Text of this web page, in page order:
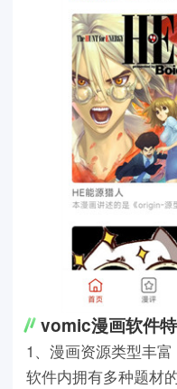
vomic漫画软件
1、漫画资源类型丰富
软件内拥有多种题材